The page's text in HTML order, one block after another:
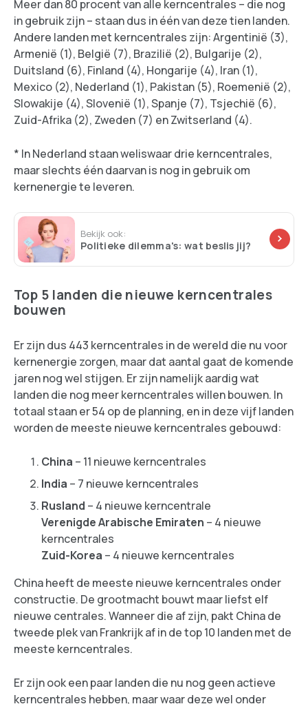
Meer dan 80 procent van alle kerncentrales – die nog
in gebruik zijn – staan dus in één van deze tien landen.
Andere landen met kerncentrales zijn: Argentinië (3),
Armenië (1), België (7), Brazilië (2), Bulgarije (2),
Duitsland (6), Finland (4), Hongarije (4), Iran (1),
Mexico (2), Nederland (1), Pakistan (5), Roemenië (2),
Slowakije (4), Slovenië (1), Spanje (7), Tsjechië (6),
Zuid-Afrika (2), Zweden (7) en Zwitserland (4).
* In Nederland staan weliswaar drie kerncentrales,
maar slechts één daarvan is nog in gebruik om
kernenergie te leveren.
Bekijk ook:
Politieke dilemma's: wat beslis jij?
Top 5 landen die nieuwe kerncentrales
bouwen
Er zijn dus 443 kerncentrales in de wereld die nu voor
kernenergie zorgen, maar dat aantal gaat de komende
jaren nog wel stijgen. Er zijn namelijk aardig wat
landen die nog meer kerncentrales willen bouwen. In
totaal staan er 54 op de planning, en in deze vijf landen
worden de meeste nieuwe kerncentrales gebouwd:
China – 11 nieuwe kerncentrales
India – 7 nieuwe kerncentrales
Rusland – 4 nieuwe kerncentrale
Verenigde Arabische Emiraten – 4 nieuwe
kerncentrales
Zuid-Korea – 4 nieuwe kerncentrales
China heeft de meeste nieuwe kerncentrales onder
constructie. De grootmacht bouwt maar liefst elf
nieuwe centrales. Wanneer die af zijn, pakt China de
tweede plek van Frankrijk af in de top 10 landen met de
meeste kerncentrales.
Er zijn ook een paar landen die nu nog geen actieve
kerncentrales hebben, maar waar deze wel onder